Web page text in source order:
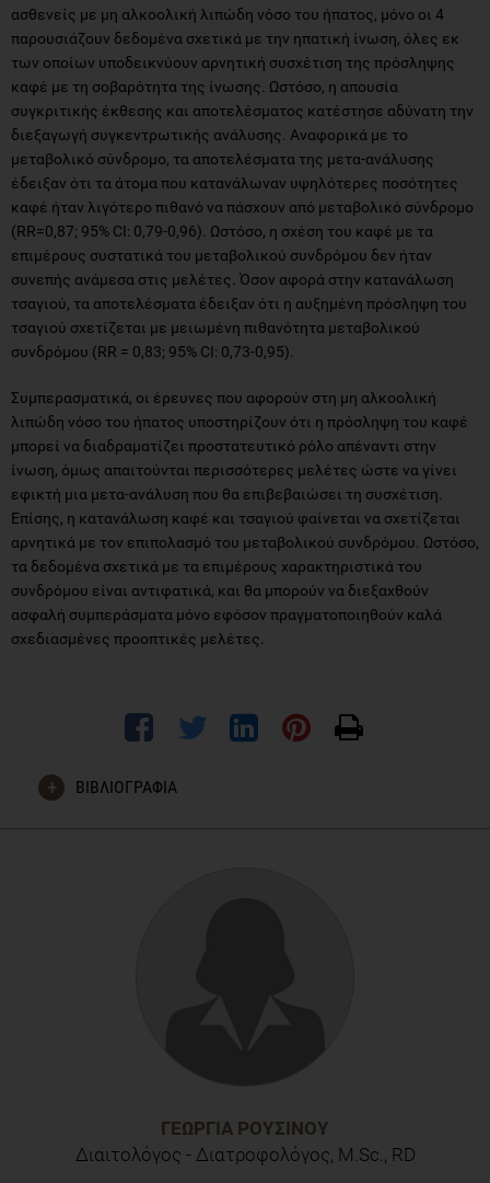
ασθενείς με μη αλκοολική λιπώδη νόσο του ήπατος, μόνο οι 4
παρουσιάζουν δεδομένα σχετικά με την ηπατική ίνωση, όλες εκ
των οποίων υποδεικνύουν αρνητική συσχέτιση της πρόσληψης
καφέ με τη σοβαρότητα της ίνωσης. Ωστόσο, η απουσία
συγκριτικής έκθεσης και αποτελέσματος κατέστησε αδύνατη την
διεξαγωγή συγκεντρωτικής ανάλυσης. Αναφορικά με το
μεταβολικό σύνδρομο, τα αποτελέσματα της μετα-ανάλυσης
έδειξαν ότι τα άτομα που κατανάλωναν υψηλότερες ποσότητες
καφέ ήταν λιγότερο πιθανό να πάσχουν από μεταβολικό σύνδρομο
(RR=0,87; 95% CI: 0,79-0,96). Ωστόσο, η σχέση του καφέ με τα
επιμέρους συστατικά του μεταβολικού συνδρόμου δεν ήταν
συνεπής ανάμεσα στις μελέτες. Όσον αφορά στην κατανάλωση
τσαγιού, τα αποτελέσματα έδειξαν ότι η αυξημένη πρόσληψη του
τσαγιού σχετίζεται με μειωμένη πιθανότητα μεταβολικού
συνδρόμου (RR = 0,83; 95% CI: 0,73-0,95).
Συμπερασματικά, οι έρευνες που αφορούν στη μη αλκοολική
λιπώδη νόσο του ήπατος υποστηρίζουν ότι η πρόσληψη του καφέ
μπορεί να διαδραματίζει προστατευτικό ρόλο απέναντι στην
ίνωση, όμως απαιτούνται περισσότερες μελέτες ώστε να γίνει
εφικτή μια μετα-ανάλυση που θα επιβεβαιώσει τη συσχέτιση.
Επίσης, η κατανάλωση καφέ και τσαγιού φαίνεται να σχετίζεται
αρνητικά με τον επιπολασμό του μεταβολικού συνδρόμου. Ωστόσο,
τα δεδομένα σχετικά με τα επιμέρους χαρακτηριστικά του
συνδρόμου είναι αντιφατικά, και θα μπορούν να διεξαχθούν
ασφαλή συμπεράσματα μόνο εφόσον πραγματοποιηθούν καλά
σχεδιασμένες προοπτικές μελέτες.
ΒΙΒΛΙΟΓΡΑΦΙΑ
ΓΕΩΡΓΊΑ ΡΟΥΣΙΝΟΎ
Διαιτολόγος - Διατροφολόγος, M.Sc., RD